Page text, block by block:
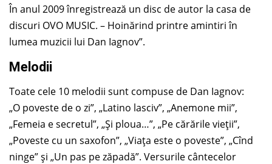
În anul 2009 înregistrează un disc de autor la casa de
discuri OVO MUSIC. – Hoinărind printre amintiri în
lumea muzicii lui Dan Iagnov”.
Melodii
Toate cele 10 melodii sunt compuse de Dan Iagnov:
„O poveste de o zi”, „Latino lasciv”, „Anemone mii”,
„Femeia e secretul”, „Și ploua…”, „Pe cărările vieții”,
„Poveste cu un saxofon”, „Viața este o poveste”, „Cînd
ninge” și „Un pas pe zăpadă”. Versurile cântecelor